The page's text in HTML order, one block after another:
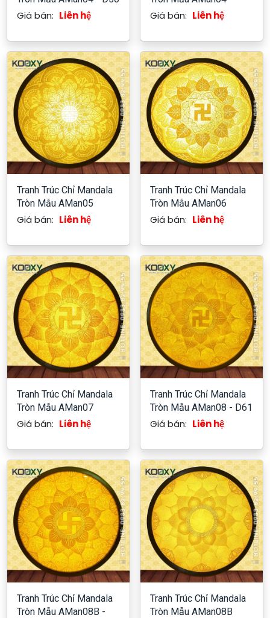
Giá bán: Liên hệ Giá bán: Liên hệ
Tranh Trúc Chỉ Mandala
Tròn Mẫu AMan05
Giá bán: Liên hệ
Tranh Trúc Chỉ Mandala
Tròn Mẫu AMan06
Giá bán: Liên hệ
Tranh Trúc Chỉ Mandala
Tròn Mẫu AMan07
Giá bán: Liên hệ
Tranh Trúc Chỉ Mandala
Tròn Mẫu AMan08 - D61
Giá bán: Liên hệ
Tranh Trúc Chỉ Mandala
Tròn Mẫu AMan08B -
Tranh Trúc Chỉ Mandala
Tròn Mẫu AMan08B